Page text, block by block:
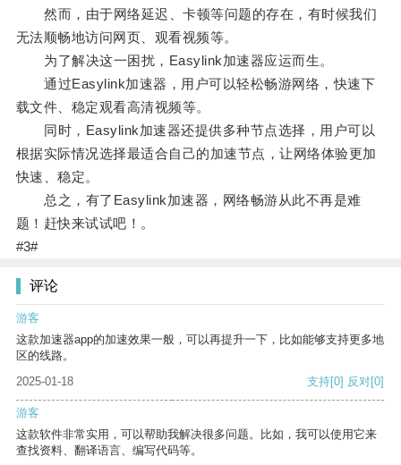
然而，由于网络延迟、卡顿等问题的存在，有时候我们
无法顺畅地访问网页、观看视频等。
为了解决这一困扰，Easylink加速器应运而生。
通过Easylink加速器，用户可以轻松畅游网络，快速下
载文件、稳定观看高清视频等。
同时，Easylink加速器还提供多种节点选择，用户可以
根据实际情况选择最适合自己的加速节点，让网络体验更加
快速、稳定。
总之，有了Easylink加速器，网络畅游从此不再是难
题！赶快来试试吧！。
#3#
评论
游客
这款加速器app的加速效果一般，可以再提升一下，比如能够支持更多地
区的线路。
2025-01-18
支持[0] 反对[0]
游客
这款软件非常实用，可以帮助我解决很多问题。比如，我可以使用它来
查找资料、翻译语言、编写代码等。